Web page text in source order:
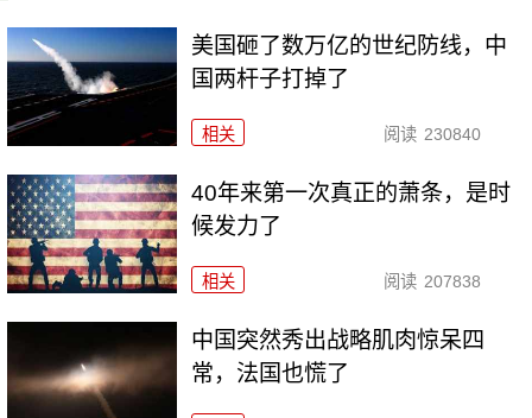
美国砸了数万亿的世纪防线，中
国两杆子打掉了
相关 阅读 230840
40年来第一次真正的萧条，是时
候发力了
相关 阅读 207838
中国突然秀出战略肌肉惊呆四
常，法国也慌了